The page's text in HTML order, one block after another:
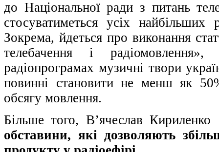
до Національної ради з питань
стосуватиметься усіх найбільших
Зокрема, йдеться про виконання
телебачення і
радіопрограмах музичні твори
повинні становити не менш як
обсягу мовлення.
Більше того, В’ячеслав
обставини, які дозволяють